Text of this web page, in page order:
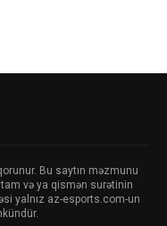
Bu saytın məzmunu
və ya qismən surətinin
yalnız az-esports.com-un